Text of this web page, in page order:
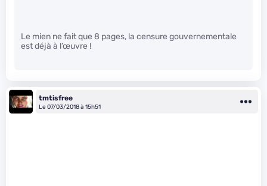
Le mien ne fait que 8 pages, la censure gouvernementale
est déjà à l’œuvre !
tmtisfree
Le 07/03/2018 à 15h51